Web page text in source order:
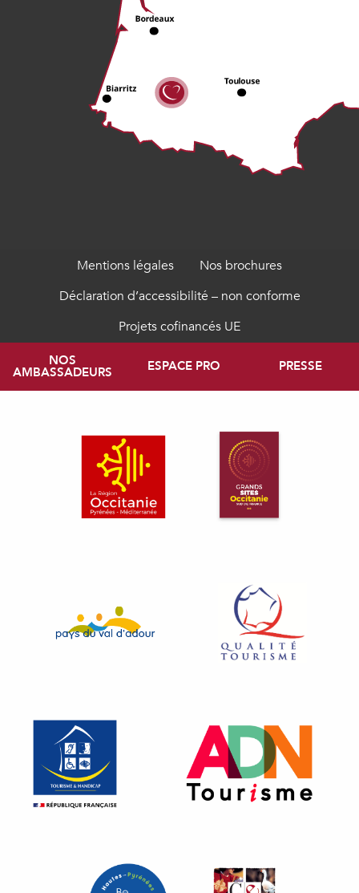
Mentions légales
Nos brochures
Déclaration d’accessibilité – non conforme
Projets cofinancés UE
NOS
AMBASSADEURS ESPACE PRO PRESSE